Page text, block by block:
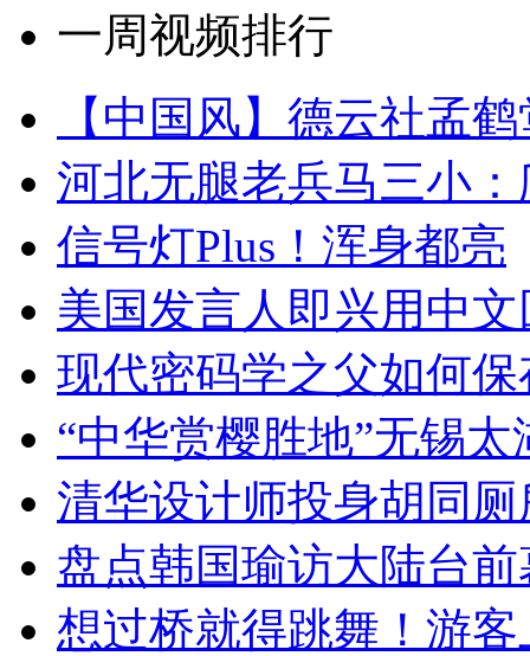
一周视频排行
【中国风】德云社孟
河北无腿老兵马三小
信号灯Plus！浑身都亮
美国发言人即兴用中
现代密码学之父如何
“中华赏樱胜地”无锡
清华设计师投身胡同
盘点韩国瑜访大陆台
想过桥就得跳舞！游客